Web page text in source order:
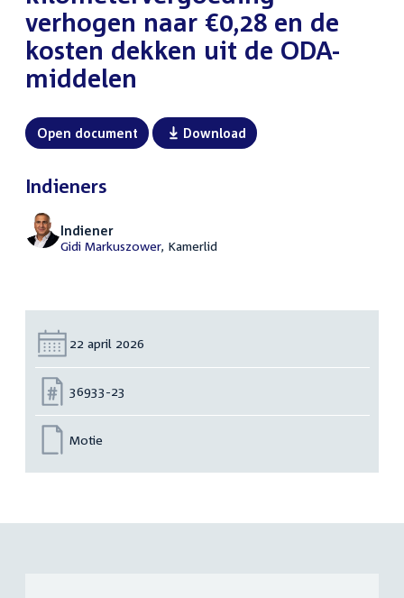
verhogen naar €0,28 en de
kosten dekken uit de ODA-
middelen
Open document Download
Indieners
Indiener
Gidi Markuszower, Kamerlid
Datum:
22 april 2026
Nummer:
36933-23
Motie